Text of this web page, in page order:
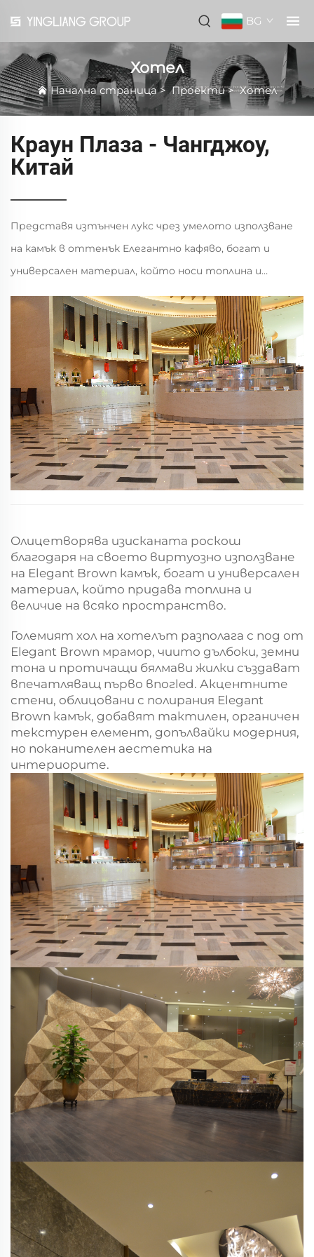
BG
Хотел
Начална страница>Проекти>Хотел
Краун Плаза - Чангджоу,
Китай
Представя изтънчен лукс чрез умелото използване
на камък в оттенък Елегантно кафяво, богат и
универсален материал, който носи топлина и
великолепие във всяко пространство. Големият
фоайе на хотела е с под от мрамор в Елегантно
кафяво, дълбоките му земисти тонове и фино...
Олицетворява изисканата роскош
благодаря на своето виртуозно използване
на Еlegant Brown камък, богат и универсален
материал, който придава топлина и
величие на всяко пространство.
Големият хол на хотелът разполага с под от
Еlegant Brown мрамор, чиито дълбоки, земни
тона и протичащи бялмави жилки създават
впечатляващ първо впогled. Акцентните
стени, облицовани с полирания Еlegant
Brown камък, добавят тактилен, органичен
текстурен елемент, допълвайки модерния,
но поканителен аестетика на
интериорите.